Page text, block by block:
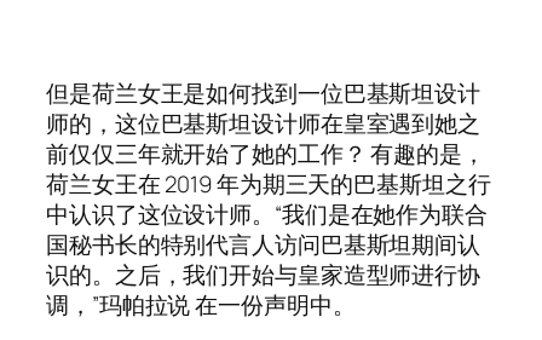
但是荷兰女王是如何找到一位巴基斯坦设计
师的，这位巴基斯坦设计师在皇室遇到她之
前仅仅三年就开始了她的工作？ 有趣的是，
荷兰女王在 2019 年为期三天的巴基斯坦之行
中认识了这位设计师。“我们是在她作为联合
国秘书长的特别代言人访问巴基斯坦期间认
识的。之后，我们开始与皇家造型师进行协
调，”玛帕拉说 在一份声明中。